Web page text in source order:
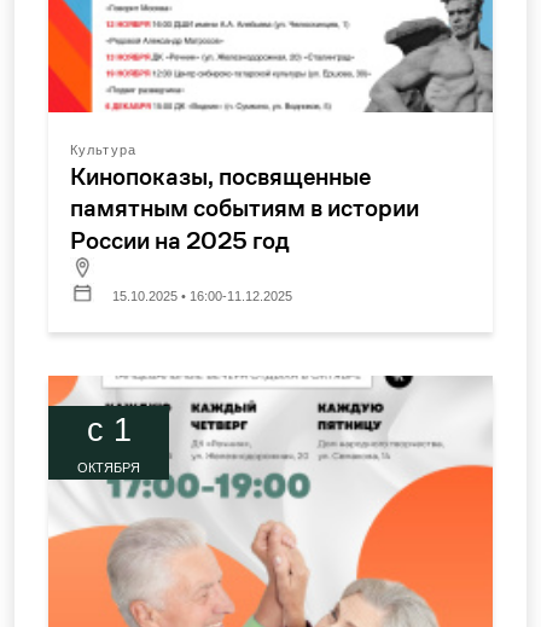
Культура
Кинопоказы, посвященные
памятным событиям в истории
России на 2025 год
15.10.2025 • 16:00-11.12.2025
c 1
ОКТЯБРЯ